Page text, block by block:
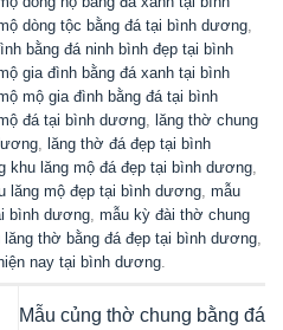
RÊU MỘ ĐẠO BẰNG ĐÁ
bền vững, trang nghiêm, ý nghĩa
là một trong những mẫu mộ đạo
khách hàng ưu ...